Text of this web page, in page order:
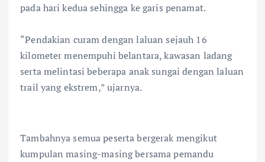
pada hari kedua sehingga ke garis penamat.
“Pendakian curam dengan laluan sejauh 16
kilometer menempuhi belantara, kawasan ladang
serta melintasi beberapa anak sungai dengan laluan
trail yang ekstrem,” ujarnya.
Tambahnya semua peserta bergerak mengikut
kumpulan masing-masing bersama pemandu